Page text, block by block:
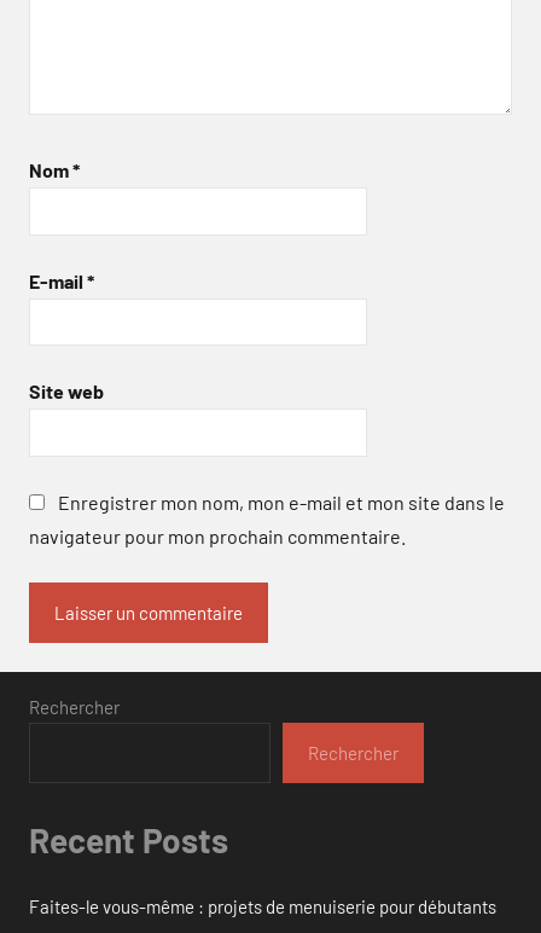
Nom*
E-mail *
Site web
Enregistrer mon nom, mon e-mail et mon site dans le
navigateur pour mon prochain commentaire.
Rechercher
Rechercher
Recent Posts
Faites-le vous-même : projets de menuiserie pour débutants